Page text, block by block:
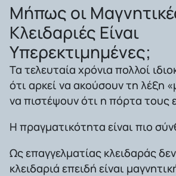
Μήπως οι
Κλειδαριές Είναι
Υπερεκτιμημένες;
Τα τελευταία χρόνια πολλοί
ότι αρκεί να ακούσουν τη λέξη
να πιστέψουν ότι η πόρτα τους
Η πραγματικότητα είναι πιο
Ως επαγγελματίας κλειδαράς
κλειδαριά επειδή είναι